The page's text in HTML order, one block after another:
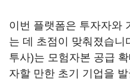
이번 플랫폼은 투자자와
는 데 초점이 맞춰졌습니
투사)는 모험자본 공급
자할 만한 초기 기업을